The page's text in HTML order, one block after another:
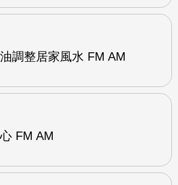
調整居家風水 FM AM
FM AM